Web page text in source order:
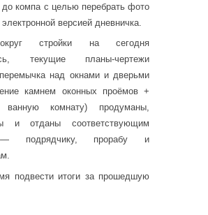
до компа с целью перебрать фото
версией дневничка.
стройки на сегодня
текущие планы-чертежи
над окнами и дверьми
камнем оконных проёмов +
комнату) продуманы,
и отданы соответствующим
подрядчику, прорабу и
подвести итоги за прошедшую